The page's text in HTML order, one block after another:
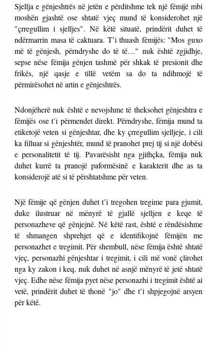
Sjellja e gënjeshtrës në jetën e përditshme tek një fëmijë mbi
moshën gjashtë ose shtatë vjeç mund të konsiderohet një
"çrregullim i sjelljes". Në këtë situatë, prindërit duhet të
ndërmarrin masa të caktuara. T’i thuash fëmijës: "Mos guxo
më të gënjesh, përndryshe do të të…" nuk është zgjidhje,
sepse nëse fëmija gënjen tashmë për shkak të presionit dhe
frikës, një qasje e tillë vetëm sa do ta ndihmojë të
përmirësohet në artin e gënjeshtrës.
Ndonjëherë nuk është e nevojshme të theksohet gënjeshtra e
fëmijës ose t’i përmendet direkt. Përndryshe, fëmija mund ta
etiketojë veten si gënjeshtar, dhe ky çrregullim sjelljeje, i cili
ka filluar si gënjeshtër, mund të pranohet prej tij si një dobësi
e personalitetit të tij. Pavarësisht nga gjithçka, fëmija nuk
duhet kurrë ta pranojë paformësinë e karakterit dhe as ta
konsiderojë atë si të përshtatshme për veten.
Një fëmije që gënjen duhet t’i tregohen tregime para gjumit,
duke ilustruar në mënyrë të gjallë sjelljen e keqe të
personazheve që gënjejnë. Në këtë rast, është e rëndësishme
të shmangen shprehjet që e identifikojnë fëmijën me
personazhet e tregimit. Për shembull, nëse fëmija është shtatë
vjeç, personazhi gënjeshtar i tregimit, i cili më vonë çlirohet
nga ky zakon i keq, nuk duhet në asnjë mënyrë të jetë shtatë
vjeç. Edhe nëse fëmija pyet nëse personazhi i tregimit është ai
vetë, prindërit duhet të thonë "jo" dhe t’i shpjegojnë arsyen
për këtë.